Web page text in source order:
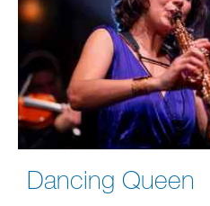
Dancing Queen